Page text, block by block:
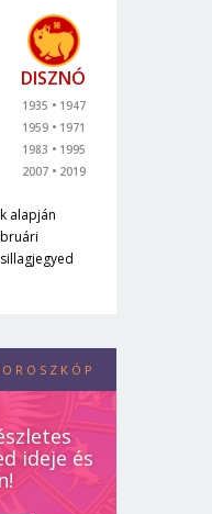
DISZNÓ
1935
1947
1959
1971
1983
1995
2007
2019
alapján
ideje és